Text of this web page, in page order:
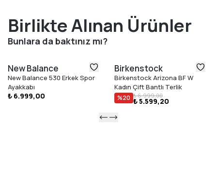
Birlikte Alınan Ürünler
Bunlara da baktınız mı?
New Balance
New Balance 530 Erkek Spor
Ayakkabı
₺ 6.999,00
Birkenstock
Birkenstock Arizona BF W
Kadın Çift Bantlı Terlik
%20 ₺ 6.999,00
₺ 5.599,20